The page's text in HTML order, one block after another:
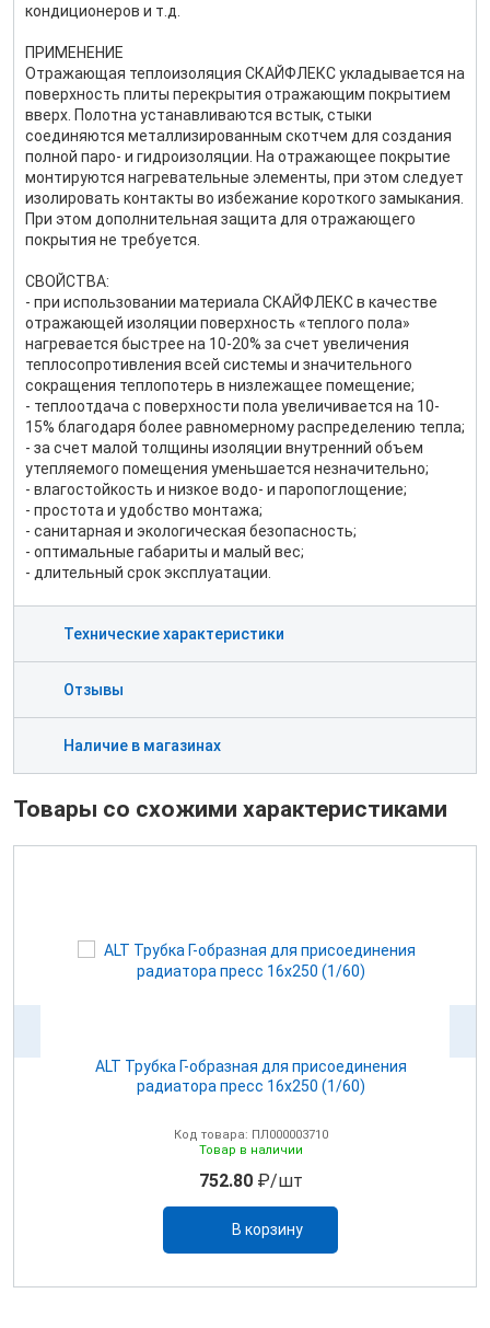
кондиционеров и т.д.
ПРИМЕНЕНИЕ
Отражающая теплоизоляция СКАЙФЛЕКС укладывается на
поверхность плиты перекрытия отражающим покрытием
вверх. Полотна устанавливаются встык, стыки
соединяются металлизированным скотчем для создания
полной паро- и гидроизоляции. На отражающее покрытие
монтируются нагревательные элементы, при этом следует
изолировать контакты во избежание короткого замыкания.
При этом дополнительная защита для отражающего
покрытия не требуется.
СВОЙСТВА:
- при использовании материала СКАЙФЛЕКС в качестве
отражающей изоляции поверхность «теплого пола»
нагревается быстрее на 10-20% за счет увеличения
теплосопротивления всей системы и значительного
сокращения теплопотерь в низлежащее помещение;
- теплоотдача с поверхности пола увеличивается на 10-
15% благодаря более равномерному распределению тепла;
- за счет малой толщины изоляции внутренний объем
утепляемого помещения уменьшается незначительно;
- влагостойкость и низкое водо- и паропоглощение;
- простота и удобство монтажа;
- санитарная и экологическая безопасность;
- оптимальные габариты и малый вес;
- длительный срок эксплуатации.
Технические характеристики
Отзывы
Наличие в магазинах
Товары со схожими характеристиками
ALT Трубка Г-образная для присоединения
радиатора пресс 16х250 (1/60)
Код товара: ПЛ000003710
Товар в наличии
752.80₽/шт
В корзину